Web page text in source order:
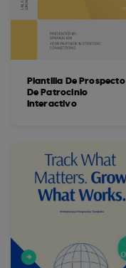
Plantilla De Prospecto
De Patrocinio
Interactivo